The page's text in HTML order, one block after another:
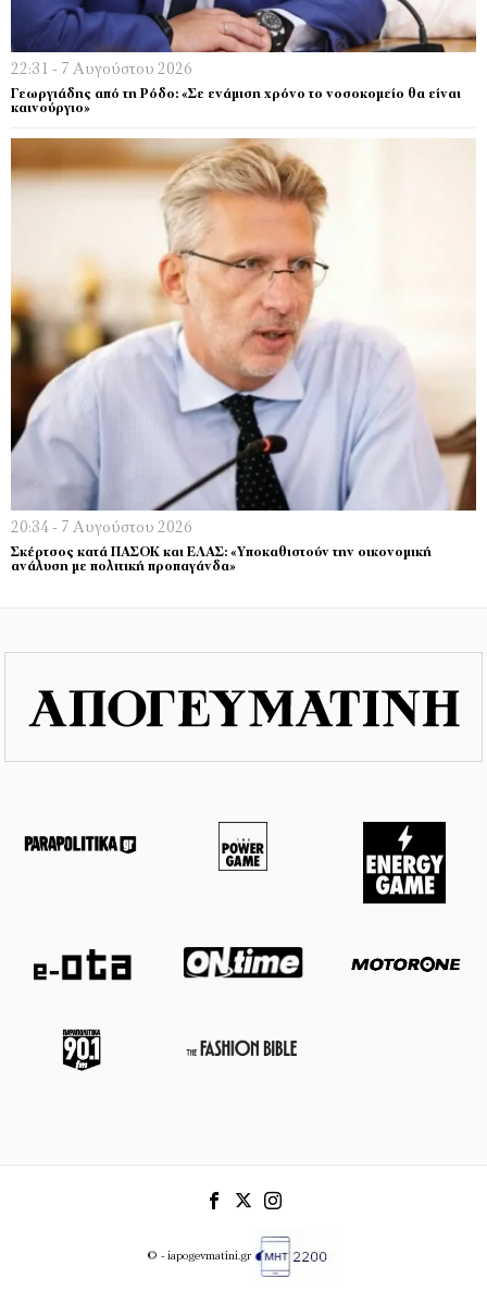
22:31 - 7 Αυγούστου 2026
Γεωργιάδης από τη Ρόδο: «Σε ενάμιση χρόνο το νοσοκομείο θα είναι
καινούργιο»
20:34 - 7 Αυγούστου 2026
Σκέρτσος κατά ΠΑΣΟΚ και ΕΛΑΣ: «Υποκαθιστούν την οικονομική
ανάλυση με πολιτική προπαγάνδα»
© - iapogevmatini.gr